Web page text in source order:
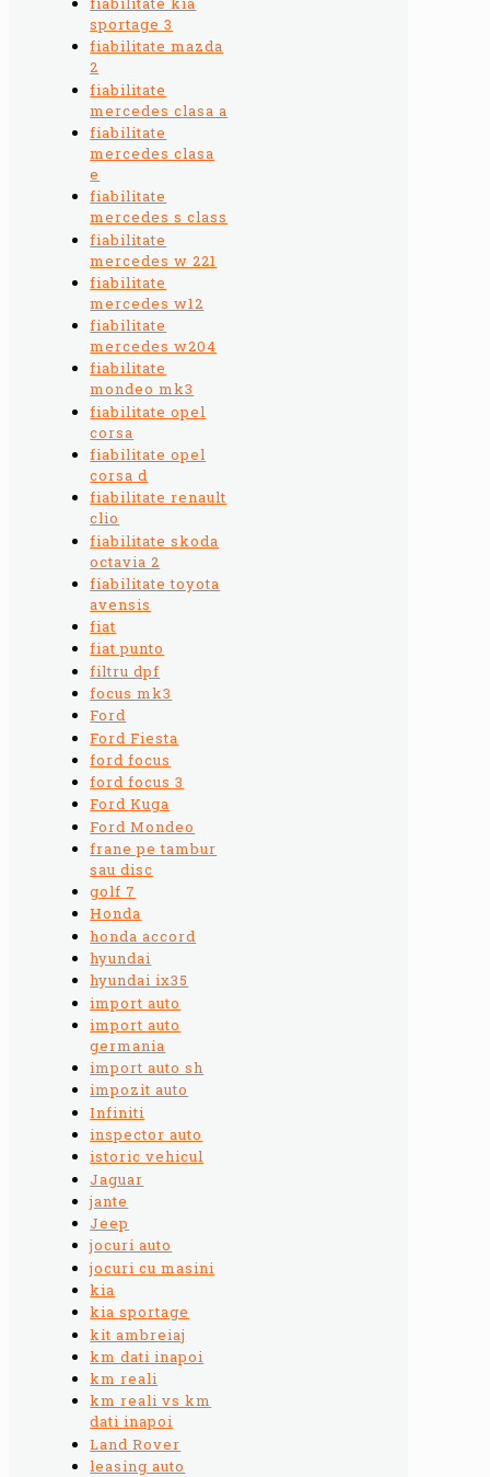
sportage 3
fiabilitate mazda
2
fiabilitate
mercedes clasa a
fiabilitate
mercedes clasa
e
fiabilitate
mercedes s class
fiabilitate
mercedes w 221
fiabilitate
mercedes w12
fiabilitate
mercedes w204
fiabilitate
mondeo mk3
fiabilitate opel
corsa
fiabilitate opel
corsa d
fiabilitate renault
clio
fiabilitate skoda
octavia 2
fiabilitate toyota
avensis
fiat
fiat punto
filtru dpf
focus mk3
Ford
Ford Fiesta
ford focus
ford focus 3
Ford Kuga
Ford Mondeo
frane pe tambur
sau disc
golf 7
Honda
honda accord
hyundai
hyundai ix35
import auto
import auto
germania
import auto sh
impozit auto
Infiniti
inspector auto
istoric vehicul
Jaguar
jante
Jeep
jocuri auto
jocuri cu masini
kia
kia sportage
kit ambreiaj
km dati inapoi
km reali
km reali vs km
dati inapoi
Land Rover
leasing auto